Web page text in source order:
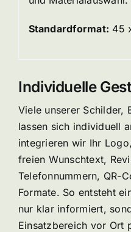
Standardformat: 45
Individuelle
Viele unserer Schilder,
lassen sich individuell
integrieren wir Ihr
freien Wunschtext,
Telefonnummern, QR-
Formate. So entsteht
nur klar informiert,
Einsatzbereich vor Ort